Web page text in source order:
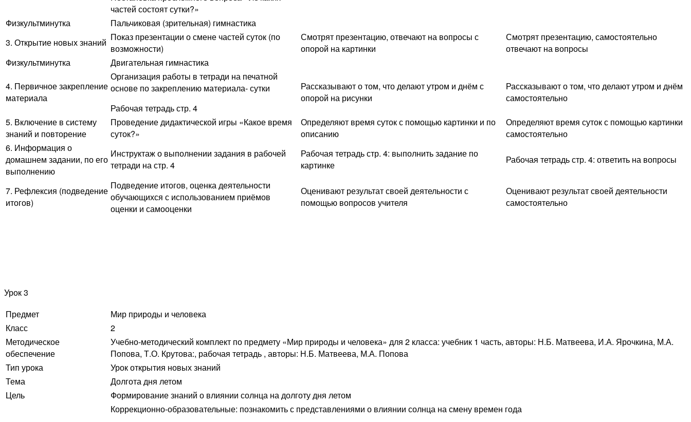
частей состоят сутки?»
Физкультминутка
Пальчиковая (зрительная) гимнастика
3. Открытие новых знаний Показ презентации о смене частей суток (по
возможности)
Смотрят презентацию, отвечают на вопросы с
опорой на картинки
Смотрят презентацию, самостоятельно
отвечают на вопросы
Физкультминутка
Двигательная гимнастика
4. Первичное закрепление
материала
Организация работы в тетради на печатной
основе по закреплению материала- сутки
Рабочая тетрадь стр. 4
Рассказывают о том, что делают утром и днём с
опорой на рисунки
Рассказывают о том, что делают утром и днём
самостоятельно
5. Включение в систему
знаний и повторение
Проведение дидактической игры «Какое время
суток?»
Определяют время суток с помощью картинки и по
описанию
Определяют время суток с помощью картинки
самостоятельно
6. Информация о
домашнем задании, по его
выполнению
Инструктаж о выполнении задания в рабочей
тетради на стр. 4
Рабочая тетрадь стр. 4: выполнить задание по
картинке
Рабочая тетрадь стр. 4: ответить на вопросы
7. Рефлексия (подведение
итогов)
Подведение итогов, оценка деятельности
обучающихся с использованием приёмов
оценки и самооценки
Оценивают результат своей деятельности с
помощью вопросов учителя
Оценивают результат своей деятельности
самостоятельно
Урок 3
Предмет
Мир природы и человека
Класс
2
Методическое
обеспечение
Учебно-методический комплект по предмету «Мир природы и человека» для 2 класса: учебник 1 часть, авторы: Н.Б. Матвеева, И.А. Ярочкина, М.А.
Попова, Т.О. Крутова:, рабочая тетрадь , авторы: Н.Б. Матвеева, М.А. Попова
Тип урока
Урок открытия новых знаний
Тема
Долгота дня летом
Цель
Формирование знаний о влиянии солнца на долготу дня летом
Коррекционно-образовательные: познакомить с представлениями о влиянии солнца на смену времен года